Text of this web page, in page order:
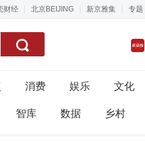
财经 北京BEIJING 新京雅集 专题
消费 娱乐 文化
智库 数据 乡村